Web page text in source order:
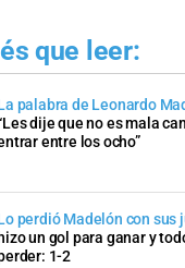
que leer:
palabra de Leonardo
dije que no es mala
entre los ocho”
perdió Madelón con sus
hizo un gol para ganar y
1-2